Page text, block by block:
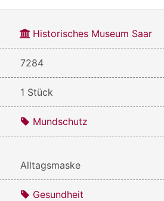
Historisches Museum Saar
7284
1 Stück
Mundschutz
Alltagsmaske
Gesundheit